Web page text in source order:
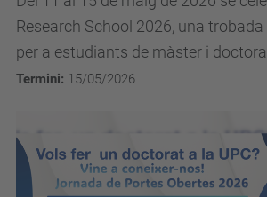
Research School 2026, una
per a estudiants de màster i
formatives, recerca i networking amb
Termini: 15/05/2026